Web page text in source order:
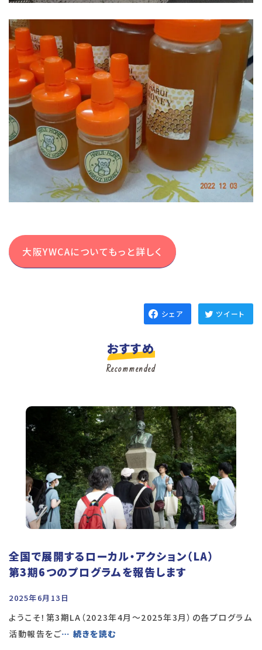
大阪YWCAについてもっと詳しく
シェア ツイート
おすすめ
Recommended
全国で展開するローカル・アクション（LA）
第3期6つのプログラムを報告します
2025年6月13日
ようこそ！第3期LA（2023年4月～2025年3月）の各プログラム
活動報告をご… 続きを読む